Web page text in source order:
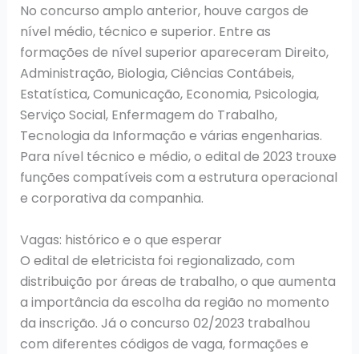
No concurso amplo anterior, houve cargos de
nível médio, técnico e superior. Entre as
formações de nível superior apareceram Direito,
Administração, Biologia, Ciências Contábeis,
Estatística, Comunicação, Economia, Psicologia,
Serviço Social, Enfermagem do Trabalho,
Tecnologia da Informação e várias engenharias.
Para nível técnico e médio, o edital de 2023 trouxe
funções compatíveis com a estrutura operacional
e corporativa da companhia.
Vagas: histórico e o que esperar
O edital de eletricista foi regionalizado, com
distribuição por áreas de trabalho, o que aumenta
a importância da escolha da região no momento
da inscrição. Já o concurso 02/2023 trabalhou
com diferentes códigos de vaga, formações e